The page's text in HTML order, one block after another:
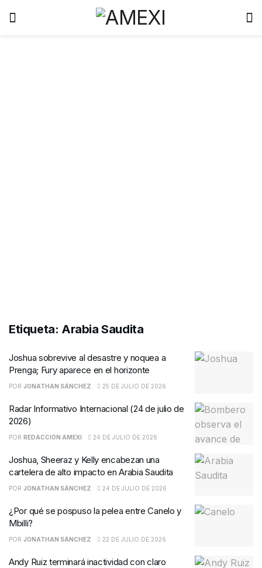
Etiqueta: Arabia Saudita
Joshua sobrevive al desastre y noquea a
Prenga; Fury aparece en el horizonte
POR JONATHAN SÁNCHEZ 25 DE JULIO DE 2026
Radar Informativo Internacional (24 de julio de
2026)
POR REDACCIÓN AMEXI 24 DE JULIO DE 2026
Joshua, Sheeraz y Kelly encabezan una
cartelera de alto impacto en Arabia Saudita
POR JONATHAN SÁNCHEZ 24 DE JULIO DE 2026
¿Por qué se pospuso la pelea entre Canelo y
Mbilli?
POR JONATHAN SÁNCHEZ 22 DE JULIO DE 2026
Andy Ruiz terminará inactividad con claro